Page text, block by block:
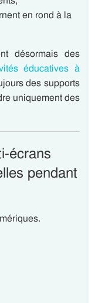
en rond à la
désormais des
éducatives à
des supports
uniquement des
écrans
pendant